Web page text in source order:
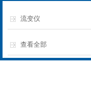
流变仪
查看全部